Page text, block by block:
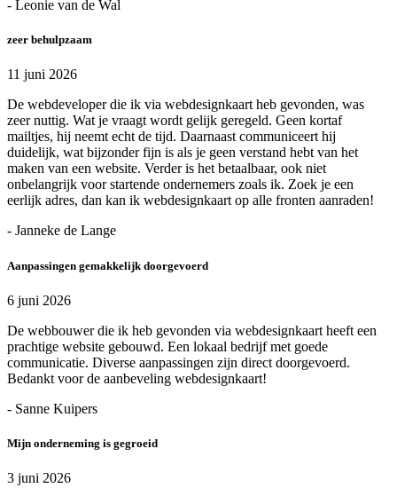
- Leonie van de Wal
zeer behulpzaam
11 juni 2026
De webdeveloper die ik via webdesignkaart heb gevonden, was
zeer nuttig. Wat je vraagt wordt gelijk geregeld. Geen kortaf
mailtjes, hij neemt echt de tijd. Daarnaast communiceert hij
duidelijk, wat bijzonder fijn is als je geen verstand hebt van het
maken van een website. Verder is het betaalbaar, ook niet
onbelangrijk voor startende ondernemers zoals ik. Zoek je een
eerlijk adres, dan kan ik webdesignkaart op alle fronten aanraden!
- Janneke de Lange
Aanpassingen gemakkelijk doorgevoerd
6 juni 2026
De webbouwer die ik heb gevonden via webdesignkaart heeft een
prachtige website gebouwd. Een lokaal bedrijf met goede
communicatie. Diverse aanpassingen zijn direct doorgevoerd.
Bedankt voor de aanbeveling webdesignkaart!
- Sanne Kuipers
Mijn onderneming is gegroeid
3 juni 2026